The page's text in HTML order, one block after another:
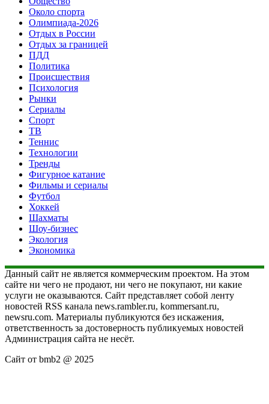
Около спорта
Олимпиада-2026
Отдых в России
Отдых за границей
ПДД
Политика
Происшествия
Психология
Рынки
Сериалы
Спорт
ТВ
Теннис
Технологии
Тренды
Фигурное катание
Фильмы и сериалы
Футбол
Хоккей
Шахматы
Шоу-бизнес
Экология
Экономика
Данный сайт не является коммерческим проектом. На этом
сайте ни чего не продают, ни чего не покупают, ни какие
услуги не оказываются. Сайт представляет собой ленту
новостей RSS канала news.rambler.ru, kommersant.ru,
newsru.com. Материалы публикуются без искажения,
ответственность за достоверность публикуемых новостей
Администрация сайта не несёт.
Сайт от bmb2 @ 2025